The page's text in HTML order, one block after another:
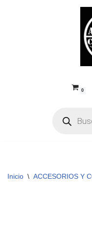
0
Inicio \ ACCESORIOS Y